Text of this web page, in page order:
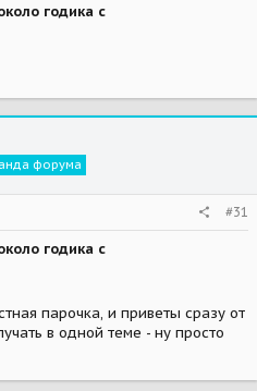
годика с
форума
#31
годика с
парочка, и приветы сразу от
в одной теме - ну просто